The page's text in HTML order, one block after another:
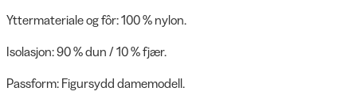
Yttermateriale og fôr: 100 % nylon.
Isolasjon: 90 % dun / 10 % fjær.
Passform: Figursydd damemodell.